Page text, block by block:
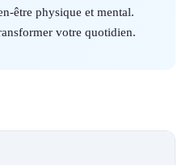
être physique et mental.
votre quotidien.